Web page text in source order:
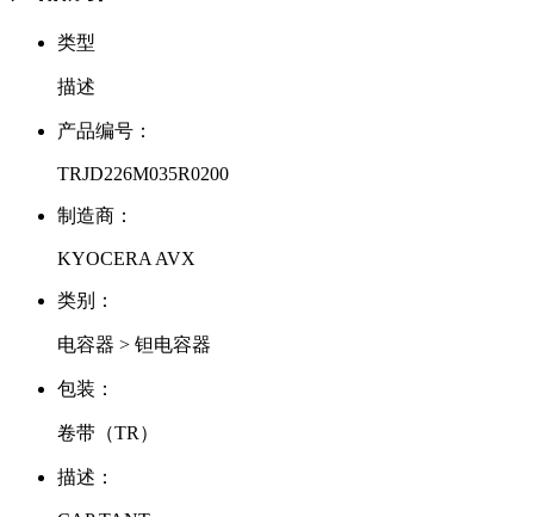
类型
描述
产品编号：
TRJD226M035R0200
制造商：
KYOCERA AVX
类别：
电容器 > 钽电容器
包装：
卷带（TR）
描述：